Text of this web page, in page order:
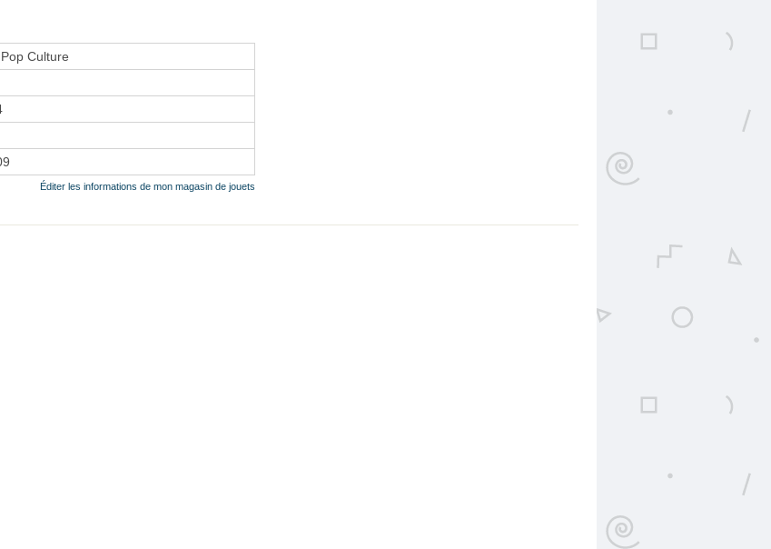
Culture
Éditer les informations de mon magasin de jouets